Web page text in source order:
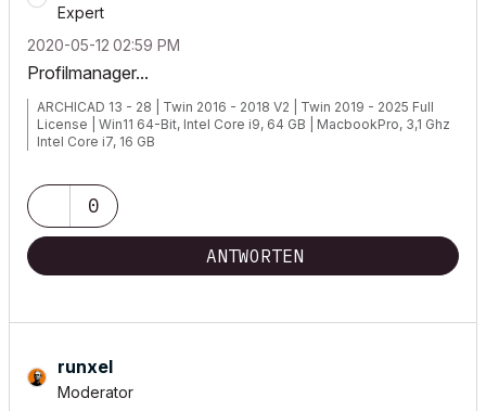
Expert
‎2020-05-12 02:59 PM
Profilmanager...
ARCHICAD 13 - 28 | Twin 2016 - 2018 V2 | Twin 2019 - 2025 Full
License | Win11 64-Bit, Intel Core i9, 64 GB | MacbookPro, 3,1 Ghz
Intel Core i7, 16 GB
http://www.conmes.de
0
ANTWORTEN
runxel
Moderator